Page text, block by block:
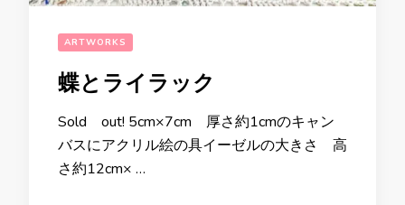
ARTWORKS
蝶とライラック
Sold out! 5cm×7cm 厚さ約1cmのキャン
バスにアクリル絵の具イーゼルの大きさ 高
さ約12cm× …